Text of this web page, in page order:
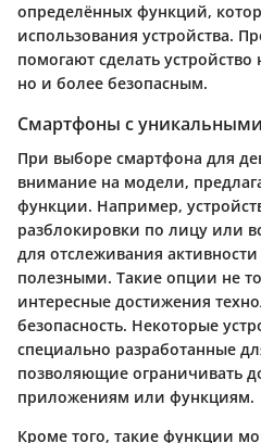
определённых функций,
использования устройства.
помогают сделать
но и более безопасным.
Смартфоны с
При выборе смартфона для
внимание на модели,
функции. Например,
разблокировки по лицу или
для отслеживания активности
полезными. Такие опции не
интересные достижения
безопасность. Некоторые
специально разработанные
позволяющие ограничивать
приложениям или функциям.
Кроме того, такие функции